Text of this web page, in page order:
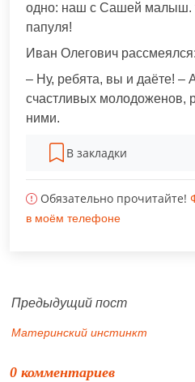
одно: наш с Сашей малыш.
папуля!
Иван Олегович рассмеялся:
– Ну, ребята, вы и даёте! –
счастливых молодоженов,
ними.
В закладки
Обязательно прочитайте!
в моём телефоне
Предыдущий пост
Материнский инстинкт
0 комментариев